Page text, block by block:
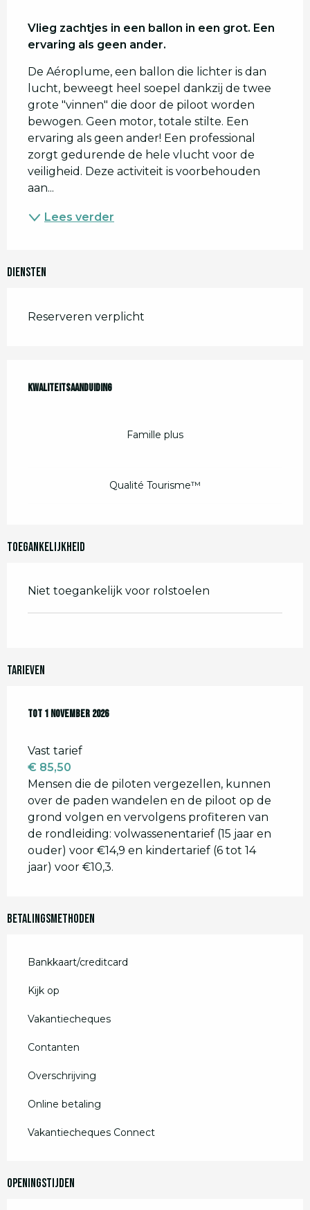
Beschrijving
Vlieg zachtjes in een ballon in een grot. Een
ervaring als geen ander.
De Aéroplume, een ballon die lichter is dan
lucht, beweegt heel soepel dankzij de twee
grote "vinnen" die door de piloot worden
bewogen. Geen motor, totale stilte. Een
ervaring als geen ander! Een professional
zorgt gedurende de hele vlucht voor de
veiligheid. Deze activiteit is voorbehouden
aan...
Lees verder
Diensten
Reserveren verplicht
Dienstverlening
Kwaliteitsaanduiding
Kwaliteitsaanduiding
Famille plus
Qualité Tourisme™
Toegankelijkheid
Niet toegankelijk voor rolstoelen
Tarieven
Van14 maart 2026tot
Tot 1 november 2026
Vast tarief
€ 85,50
Mensen die de piloten vergezellen, kunnen
over de paden wandelen en de piloot op de
grond volgen en vervolgens profiteren van
de rondleiding: volwassenentarief (15 jaar en
ouder) voor €14,9 en kindertarief (6 tot 14
jaar) voor €10,3.
Betalingsmethoden
Bankkaart/creditcard
Kijk op
Vakantiecheques
Contanten
Overschrijving
Online betaling
Vakantiecheques Connect
Openingstijden